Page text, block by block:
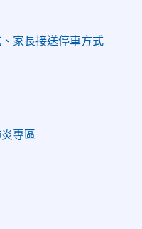
家長接送停車方式
專區